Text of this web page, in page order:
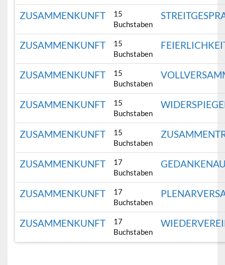
ZUSAMMENKUNFT
15
Buchstaben
ZUSAMMENKUNFT
15
Buchstaben
ZUSAMMENKUNFT
15
Buchstaben
ZUSAMMENKUNFT
15
Buchstaben
ZUSAMMENKUNFT
15
Buchstaben
ZUSAMMENKUNFT
17
Buchstaben
ZUSAMMENKUNFT
17
Buchstaben
ZUSAMMENKUNFT
17
Buchstaben